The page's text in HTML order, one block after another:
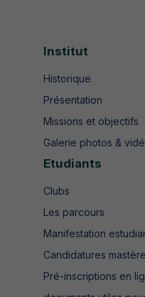
Institut
Historique
Présentation
Missions et objectifs
Galerie photos &
Etudiants
Clubs
Les parcours
Manifestation
Candidatures
Pré-inscriptions en